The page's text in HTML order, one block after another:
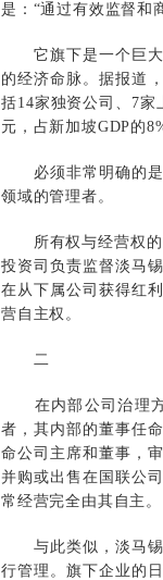
是：“通过有效监督和
它旗下是一个巨大
的经济命脉。据报道
括14家独资公司、7家
元，占新加坡GDP的
必须非常明确的是
领域的管理者。
所有权与经营权的
投资司负责监督淡马
在从下属公司获得红
营自主权。
二
在内部公司治理方
者，其内部的董事任
命公司主席和董事，
并购或出售在国联公
常经营完全由其自主。
与此类似，淡马锡
行管理。旗下企业的